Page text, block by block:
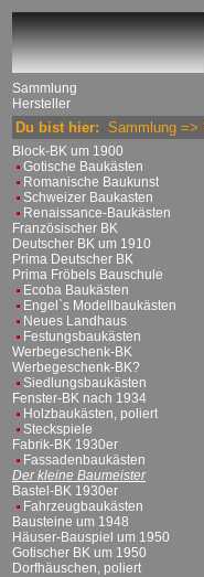
Sammlung
Hersteller
Du bist hier: Sammlung =>
Block-BK um 1900
Gotische Baukästen
Romanische Baukunst
Schweizer Baukasten
Renaissance-Baukästen
Französischer BK
Deutscher BK um 1910
Prima Deutscher BK
Prima Fröbels Bauschule
Ecoba Baukästen
Engel`s Modellbaukästen
Neues Landhaus
Festungsbaukästen
Werbegeschenk-BK
Werbegeschenk-BK?
Siedlungsbaukästen
Fenster-BK nach 1934
Holzbaukästen, poliert
Steckspiele
Fabrik-BK 1930er
Fassadenbaukästen
Der kleine Baumeister
Bastel-BK 1930er
Fahrzeugbaukästen
Bausteine um 1948
Häuser-Bauspiel um 1950
Gotischer BK um 1950
Dorfhäuschen, poliert